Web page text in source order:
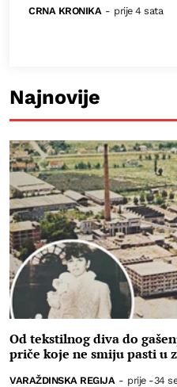
CRNA KRONIKA - prije 4 sata
Najnovije
Od tekstilnog diva do
priče koje ne smiju pasti u
VARAŽDINSKA REGIJA - prije -34